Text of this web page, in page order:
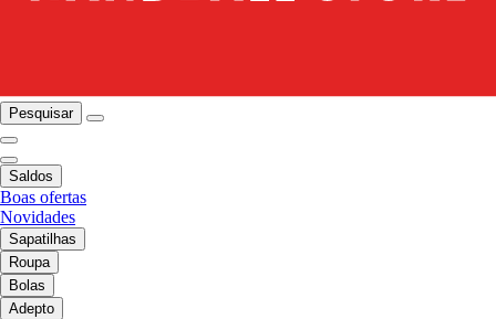
Pesquisar
Saldos
Boas ofertas
Novidades
Sapatilhas
Roupa
Bolas
Adepto